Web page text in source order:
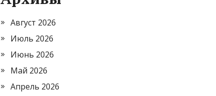
Август 2026
Июль 2026
Июнь 2026
Май 2026
Апрель 2026